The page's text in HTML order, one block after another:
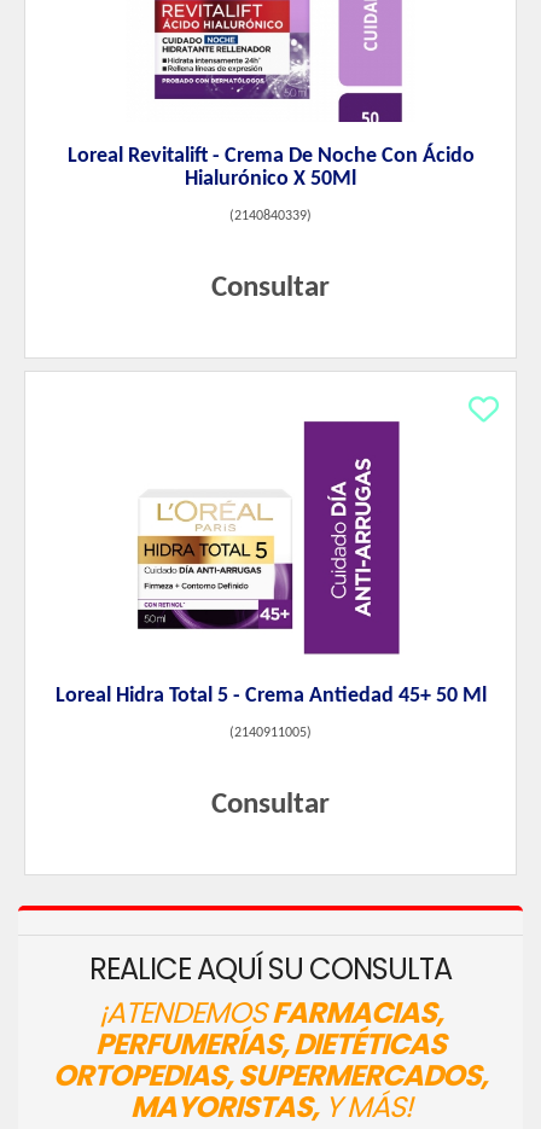
Loreal Revitalift - Crema De Noche Con Ácido
Hialurónico X 50Ml
(2140840339)
Consultar
Loreal Hidra Total 5 - Crema Antiedad 45+ 50 Ml
(2140911005)
Consultar
REALICE AQUÍ SU CONSULTA
¡ATENDEMOSFARMACIAS,
PERFUMERÍAS, DIETÉTICAS
ORTOPEDIAS, SUPERMERCADOS,
MAYORISTAS,Y MÁS!